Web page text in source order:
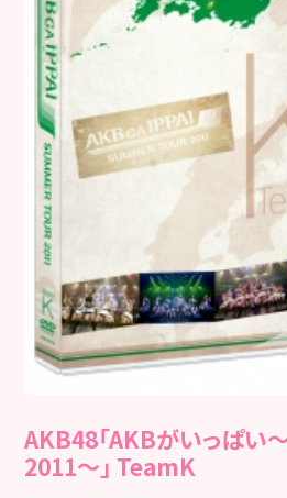
AKB48「AKBがいっぱい
2011～」 TeamK